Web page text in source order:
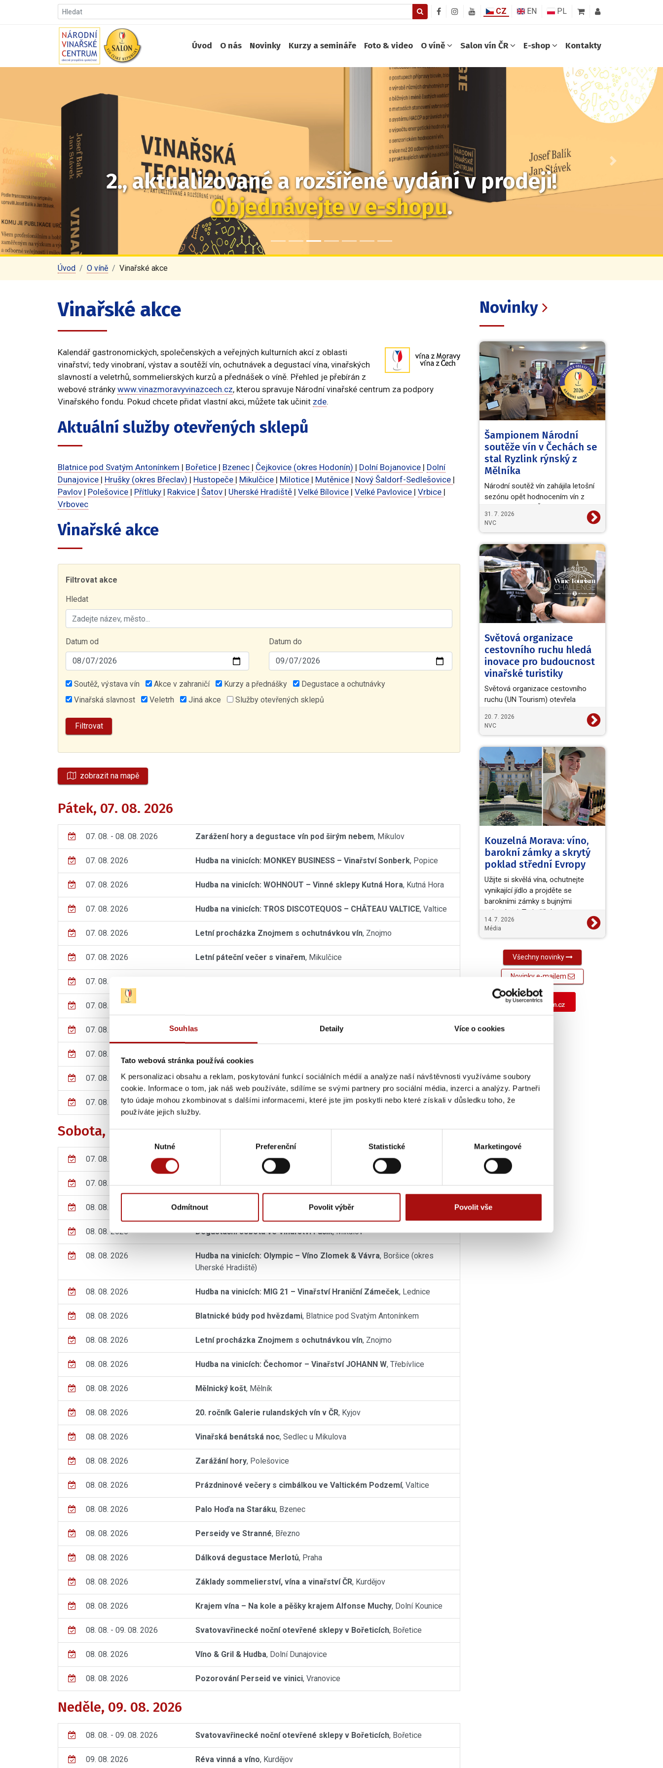
Souhlas Detaily Více o cookies
Tato webová stránka používá cookies
K personalizaci obsahu a reklam, poskytování funkcí sociálních médií a analýze naší návštěvnosti využíváme soubory
cookie. Informace o tom, jak náš web používáte, sdílíme se svými partnery pro sociální média, inzerci a analýzy. Partneři
tyto údaje mohou zkombinovat s dalšími informacemi, které jste jim poskytli nebo které získali v důsledku toho, že
používáte jejich služby.
souhlasu
Nutné Preferenční Statistické Marketingové
Odmítnout Povolit výběr Povolit vše
CZ EN PL
Úvod O nás Novinky Kurzy a semináře Foto & video O víně Salon vín ČR E-shop Kontakty
2., aktualizované a rozšířené vydání v prodeji!
Objednávejte v e-shopu.
Předchozí Další
Úvod O víně Vinařské akce
Vinařské akce
Kalendář gastronomických, společenských a veřejných kulturních akcí z oblasti
vinařství; tedy vinobraní, výstav a soutěží vín, ochutnávek a degustací vína, vinařských
slavností a veletrhů, sommelierských kurzů a přednášek o víně. Přehled je přebírán z
webové stránky www.vinazmoravyvinazcech.cz, kterou spravuje Národní vinařské centrum za podpory
Vinařského fondu. Pokud chcete přidat vlastní akci, můžete tak učinit zde.
Aktuální služby otevřených sklepů
Blatnice pod Svatým Antonínkem | Bořetice | Bzenec | Čejkovice (okres Hodonín) | Dolní Bojanovice | Dolní
Dunajovice | Hrušky (okres Břeclav) | Hustopeče | Mikulčice | Milotice | Mutěnice | Nový Šaldorf-Sedlešovice |
Pavlov | Polešovice | Přítluky | Rakvice | Šatov | Uherské Hradiště | Velké Bílovice | Velké Pavlovice | Vrbice |
Vrbovec
Vinařské akce
Filtrovat akce
Hledat
Datum od Datum do
Soutěž, výstava vín Akce v zahraničí Kurzy a přednášky
Degustace a ochutnávky
Vinařská slavnost
Veletrh Jiná akce Služby otevřených sklepů
zobrazit na mapě
Pátek, 07. 08. 2026
07. 08. - 08. 08. 2026 Zarážení hory a degustace vín pod širým nebem, Mikulov
07. 08. 2026 Hudba na vinicích: MONKEY BUSINESS – Vinařství Sonberk, Popice
07. 08. 2026 Hudba na vinicích: WOHNOUT – Vinné sklepy Kutná Hora, Kutná Hora
07. 08. 2026 Hudba na vinicích: TROS DISCOTEQUOS – CHÂTEAU VALTICE, Valtice
07. 08. 2026 Letní procházka Znojmem s ochutnávkou vín, Znojmo
07. 08. 2026 Letní páteční večer s vinařem, Mikulčice
07. 08. 2026
07. 08. 2026
07. 08. 2026 VÍNO & MUZIKA LIVE – Teri Štěpánová, Dolní Dunajovice
07. 08. 2026
07. 08. 2026 Letní kino ve Vinařství Vaďura, Polešovice
07. 08. - 08. 08. 2026 Poděbradský festival vína 2026, Poděbrady
Sobota, 08. 08. 2026
07. 08. - 08. 08. 2026 Zarážení hory a degustace vín pod širým nebem, Mikulov
07. 08. - 08. 08. 2026 Poděbradský festival vína 2026, Poděbrady
08. 08. 2026 Exkurze ve Vinařství Fučík , Mikulov
08. 08. 2026 Degustační sobota ve Vinařství Fučík, Mikulov
08. 08. 2026 Hudba na vinicích: Olympic – Víno Zlomek & Vávra, Boršice (okres
Uherské Hradiště)
08. 08. 2026 Hudba na vinicích: MIG 21 – Vinařství Hraniční Zámeček, Lednice
08. 08. 2026 Blatnické búdy pod hvězdami, Blatnice pod Svatým Antonínkem
08. 08. 2026 Letní procházka Znojmem s ochutnávkou vín, Znojmo
08. 08. 2026 Hudba na vinicích: Čechomor – Vinařství JOHANN W, Třebívlice
08. 08. 2026 Mělnický košt, Mělník
08. 08. 2026 20. ročník Galerie rulandských vín v ČR, Kyjov
08. 08. 2026 Vinařská benátská noc, Sedlec u Mikulova
08. 08. 2026 Zarážání hory, Polešovice
08. 08. 2026 Prázdninové večery s cimbálkou ve Valtickém Podzemí, Valtice
08. 08. 2026 Palo Hoďa na Staráku, Bzenec
08. 08. 2026 Perseidy ve Stranné, Březno
08. 08. 2026 Dálková degustace Merlotů, Praha
08. 08. 2026 Základy sommelierství, vína a vinařství ČR, Kurdějov
08. 08. 2026 Krajem vína – Na kole a pěšky krajem Alfonse Muchy, Dolní Kounice
08. 08. - 09. 08. 2026 Svatovavřinecké noční otevřené sklepy v Bořeticích, Bořetice
08. 08. 2026 Víno & Gril & Hudba, Dolní Dunajovice
08. 08. 2026 Pozorování Perseid ve vinici, Vranovice
Neděle, 09. 08. 2026
08. 08. - 09. 08. 2026 Svatovavřinecké noční otevřené sklepy v Bořeticích, Bořetice
09. 08. 2026 Réva vinná a víno, Kurdějov
Novinky
Šampionem Národní
soutěže vín v Čechách se
stal Ryzlink rýnský z
Mělníka
Národní soutěž vín zahájila letošní
sezónu opět hodnocením vín z
Šampiona a zároveň…
31. 7. 2026
NVC
Světová organizace
cestovního ruchu hledá
inovace pro budoucnost
vinařské turistiky
Světová organizace cestovního
ruchu (UN Tourism) otevřela
Tourism Innovation Challenge,…
20. 7. 2026
NVC
Kouzelná Morava: víno,
barokní zámky a skrytý
poklad střední Evropy
Užijte si skvělá vína, ochutnejte
vynikající jídlo a projděte se
barokními zámky s bujnými
zahradami. To je jižní a…
14. 7. 2026
Média
Všechny novinky
Novinky e-mailem